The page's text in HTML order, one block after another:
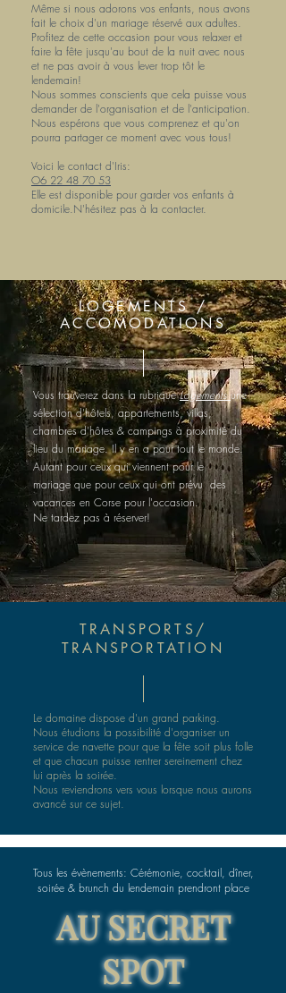
Même si nous adorons vos enfants, nous avons
fait le choix d'un mariage réservé aux adultes.
Profitez de cette occasion pour vous relaxer et
faire la fête jusqu'au bout de la nuit avec nous
et ne pas avoir à vous lever trop tôt le
lendemain!
Nous sommes conscients que cela puisse vous
demander de l'organisation et de l'anticipation.
Nous espérons que vous comprenez et qu'on
pourra partager ce moment avec vous tous!
Voici le contact d'Iris:
O6 22 48 70 53
Elle est disponible pour garder vos enfants à
domicile.N'hésitez pas à la contacter.
LOGEMENTS /
ACCOMODATIONS
Vous trouverez dans la rubriqueLogements une
sélection d'hôtels, appartements, villas,
chambres d'hôtes & campings à proximité du
lieu du mariage. Il y en a pour tout le monde.
Autant pour ceux qui viennent pour le
mariage que pour ceux qui ont prévu des
vacances en Corse pour l'occasion.
Ne tardez pas à réserver!
TRANSPORTS/
TRANSPORTATION
Le domaine dispose d'un grand parking.
Nous étudions la possibilité d'organiser un
service de navette pour que la fête soit plus folle
et que chacun puisse rentrer sereinement chez
lui après la soirée.
Nous reviendrons vers vous lorsque nous aurons
avancé sur ce sujet.
Tous les évènements: Cérémonie, cocktail, dîner,
soirée & brunch du lendemain prendront place
AU SECRET
SPOT